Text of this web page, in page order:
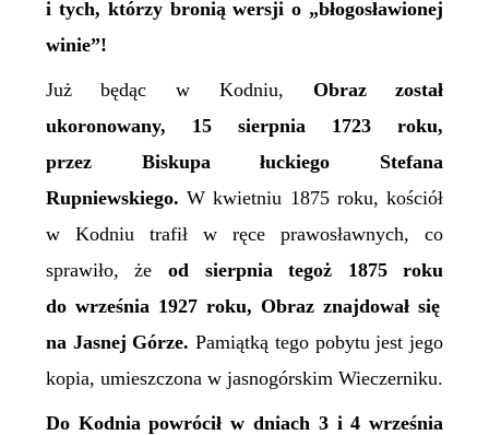
i tych, którzy bronią wersji o „błogosławionej
winie”!
Już będąc w Kodniu, Obraz został
ukoronowany, 15 sierpnia 1723 roku,
przez Biskupa łuckiego Stefana
Rupniewskiego. W kwietniu 1875 roku, kościół
w Kodniu trafił w ręce prawosławnych, co
sprawiło, że od sierpniategoż 1875roku
do września 1927 roku, Obraz znajdował się
na Jasnej Górze. Pamiątką tego pobytu jestjego
kopia, umieszczona w jasnogórskim Wieczerniku.
Do Kodnia powrócił w dniach 3 i 4 września